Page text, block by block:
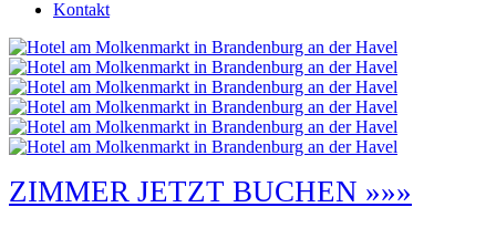
Kontakt
ZIMMER JETZT BUCHEN »»»